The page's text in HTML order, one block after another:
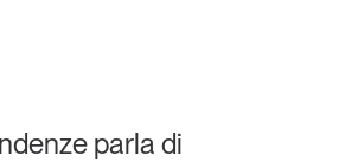
parla di